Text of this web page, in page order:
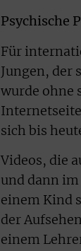
Psychische
Für
Jungen, der
wurde ohne
sich bis
Videos, die
und dann
einem Kind
der
einem